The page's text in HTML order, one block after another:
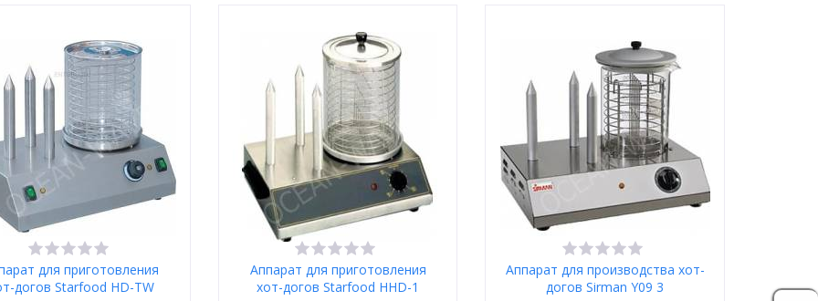
Купить в 1 клик Купить в 1 клик Купить в 1 клик
для приготовления
догов Starfood HD-TW
Москва
Аппарат для приготовления
хот-догов Starfood HHD-1
Москва
Аппарат для производства хот-
догов Sirman Y09 3
Москва